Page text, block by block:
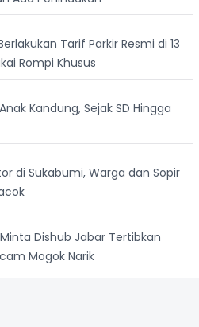
Tarif Parkir Resmi di 13
Rompi Khusus
Kandung, Sejak SD Hingga
di Sukabumi, Warga dan Sopir
Dishub Jabar Tertibkan
Mogok Narik